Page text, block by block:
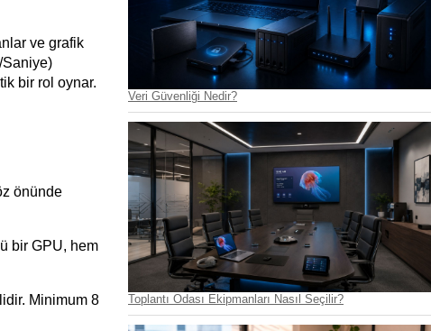
ve grafik
Saniye)
bir rol oynar.
önünde
bir GPU, hem
Minimum 8
Veri Güvenliği Nedir?
Toplantı Odası Ekipmanları Nasıl Seçilir?